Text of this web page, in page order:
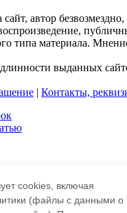
автор
типа материала.
выданных
| Контакты,
cookies, включая
(файлы с данными о